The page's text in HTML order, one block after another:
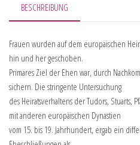
BESCHREIBUNG
Frauen wurden auf dem europäischen
hin und her geschoben.
Primäres Ziel der Ehen war, durch
sichern. Die stringente Untersuchung
des Heiratsverhaltens der Tudors, Stuarts,
mit anderen europäischen Dynastien
vom 15. bis 19. Jahrhundert, ergab ein